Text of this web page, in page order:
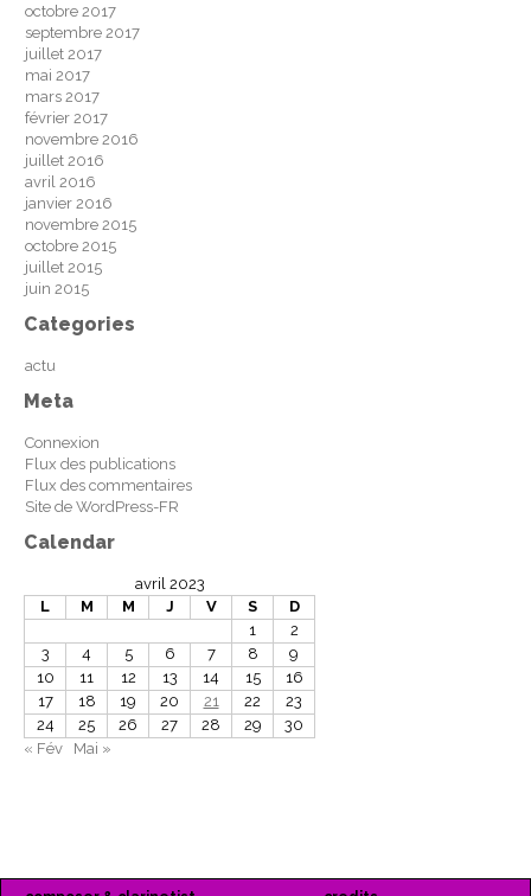
octobre 2017
septembre 2017
juillet 2017
mai 2017
mars 2017
février 2017
novembre 2016
juillet 2016
avril 2016
janvier 2016
novembre 2015
octobre 2015
juillet 2015
juin 2015
Categories
actu
Meta
Connexion
Flux des publications
Flux des commentaires
Site de WordPress-FR
Calendar
avril 2023
L
M M J V S
D
1
2
3
4 5 6 7 8
9
10
11 12 13 14 15
16
17
18 19 20 21 22
23
24
25 26 27 28 29
30
« Fév
Mai »